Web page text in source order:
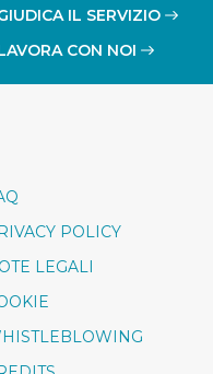
IL SERVIZIO
CON NOI
POLICY
LEGALI